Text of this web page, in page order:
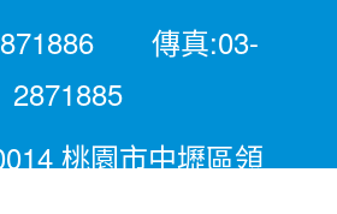
傳真:03-
2871885
桃園市中壢區領